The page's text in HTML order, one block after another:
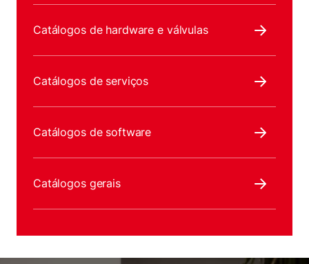
Catálogos de hardware e válvulas
Catálogos de serviços
Catálogos de software
Catálogos gerais